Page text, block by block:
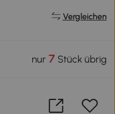
Vergleichen
nur7 Stück übrig